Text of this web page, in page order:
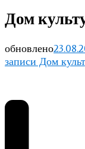
Дом
обновлено
записи Дом